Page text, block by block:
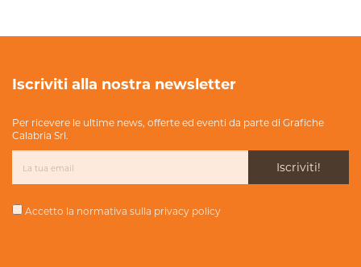
Iscriviti alla nostra newsletter
Per ricevere le ultime news, offerte ed eventi da parte di Grafiche
Calabria Srl.
Iscriviti!
Accetto la normativa sulla privacy policy